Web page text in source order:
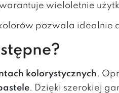
wieloletnie
pozwala idealnie
kolorystycznych.
. Dzięki szerokiej